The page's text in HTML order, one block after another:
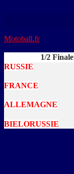
Motoball.fr>
1/2 Finale
RUSSIE
FRANCE
ALLEMAGNE
BIELORUSSIE